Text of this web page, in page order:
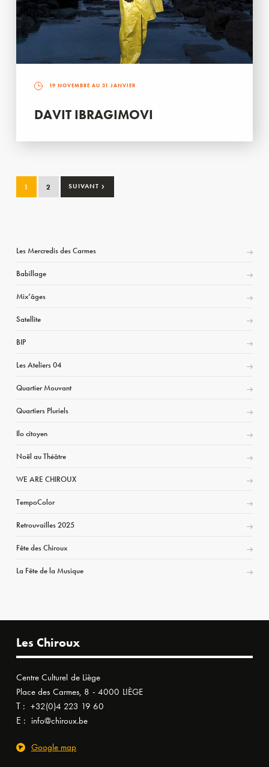
19 NOVEMBRE AU 31 JANVIER
DAVIT IBRAGIMOVI
1 2 SUIVANT ›
Les Mercredis des Carmes
Babillage
Mix’âges
Satellite
BIP
Les Ateliers 04
Quartier Mouvant
Quartiers Pluriels
Ilo citoyen
Noël au Théâtre
WE ARE CHIROUX
TempoColor
Retrouvailles 2025
Fête des Chiroux
La Fête de la Musique
Les Chiroux
Centre Culturel de Liège
Place des Carmes, 8 - 4000 LIÈGE
T : +32(0)4 223 19 60
E : info@chiroux.be
Google map